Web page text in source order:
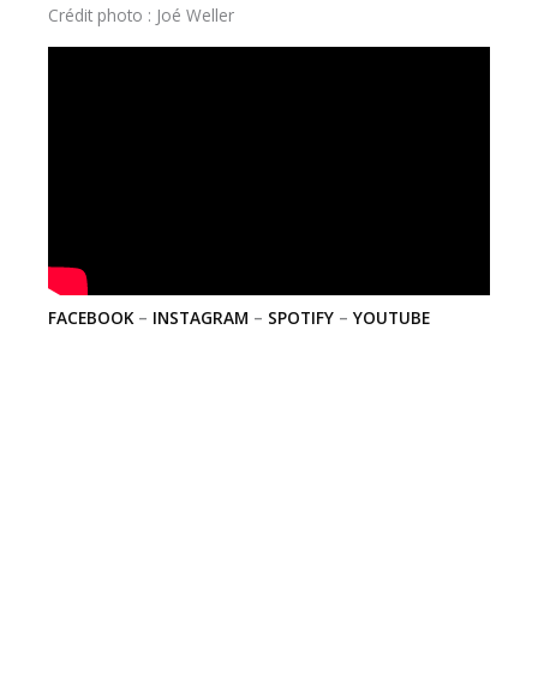
Crédit photo : Joé Weller
FACEBOOK – INSTAGRAM – SPOTIFY – YOUTUBE